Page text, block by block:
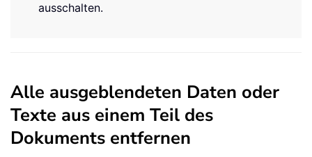
ausschalten.
Alle ausgeblendeten Daten oder
Texte aus einem Teil des
Dokuments entfernen